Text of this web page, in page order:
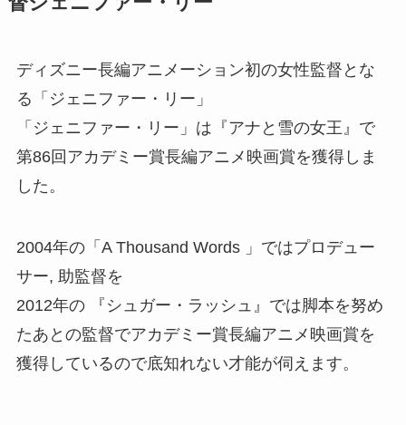
ディズニー長編アニメーション初の女性監督とな
る「ジェニファー・リー」
「ジェニファー・リー」は『アナと雪の女王』で
第86回アカデミー賞長編アニメ映画賞を獲得しま
した。
2004年の「A Thousand Words 」ではプロデュー
サー, 助監督を
2012年の 『シュガー・ラッシュ』では脚本を努め
たあとの監督でアカデミー賞長編アニメ映画賞を
獲得しているので底知れない才能が伺えます。